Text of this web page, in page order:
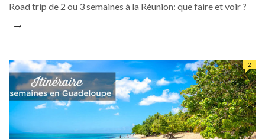
Road trip de 2 ou 3 semaines à la Réunion: que faire et voir ?
→
2